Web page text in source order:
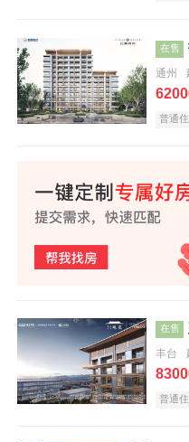
在售
通州
普通
在售
丰台
普通